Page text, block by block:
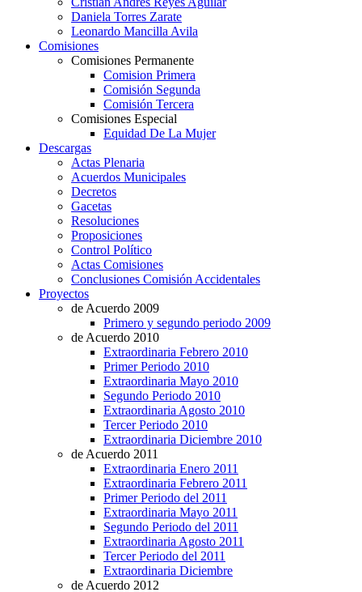
Daniela Torres Zarate
Leonardo Mancilla Avila
Comisiones
Comisiones Permanente
Comision Primera
Comisión Segunda
Comisión Tercera
Comisiones Especial
Equidad De La Mujer
Descargas
Actas Plenaria
Acuerdos Municipales
Decretos
Gacetas
Resoluciones
Proposiciones
Control Político
Actas Comisiones
Conclusiones Comisión Accidentales
Proyectos
de Acuerdo 2009
Primero y segundo periodo 2009
de Acuerdo 2010
Extraordinaria Febrero 2010
Primer Periodo 2010
Extraordinaria Mayo 2010
Segundo Periodo 2010
Extraordinaria Agosto 2010
Tercer Periodo 2010
Extraordinaria Diciembre 2010
de Acuerdo 2011
Extraordinaria Enero 2011
Extraordinaria Febrero 2011
Primer Periodo del 2011
Extraordinaria Mayo 2011
Segundo Periodo del 2011
Extraordinaria Agosto 2011
Tercer Periodo del 2011
Extraordinaria Diciembre
de Acuerdo 2012